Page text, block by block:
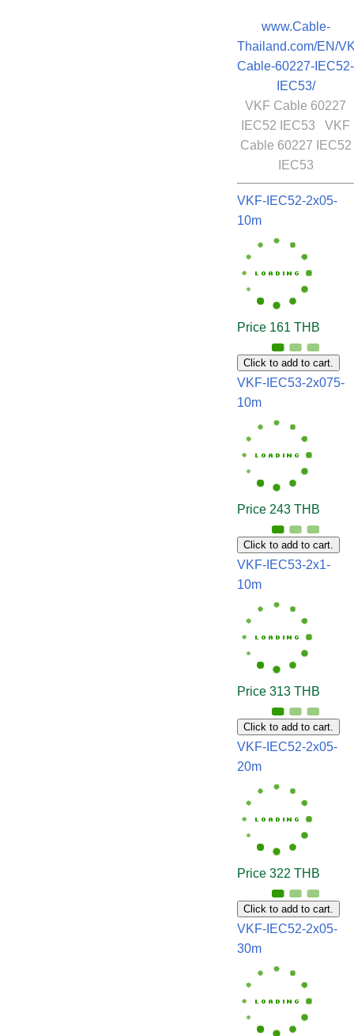
www.Cable-
Thailand.com/EN/
Cable-60227-IEC52-
IEC53/
VKF Cable 60227
IEC52 IEC53 VKF
Cable 60227 IEC52
IEC53
VKF-IEC52-2x05-
10m
Price 161 THB
Click to add to cart.
VKF-IEC53-2x075-
10m
Price 243 THB
Click to add to cart.
VKF-IEC53-2x1-
10m
Price 313 THB
Click to add to cart.
VKF-IEC52-2x05-
20m
Price 322 THB
Click to add to cart.
VKF-IEC52-2x05-
30m